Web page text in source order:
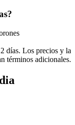
días. Los precios y la
términos adicionales.